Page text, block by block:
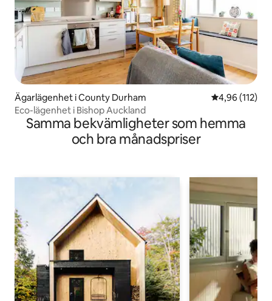
Ägarlägenhet i County Durham 4,96 av 5 i
4,96 (112)
Eco-lägenhet i Bishop Auckland
Samma bekvämligheter som hemma
och bra månadspriser